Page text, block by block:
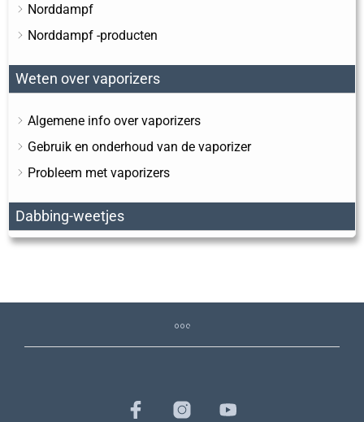
Norddampf
Norddampf -producten
Weten over vaporizers
Algemene info over vaporizers
Gebruik en onderhoud van de vaporizer
Probleem met vaporizers
Dabbing-weetjes